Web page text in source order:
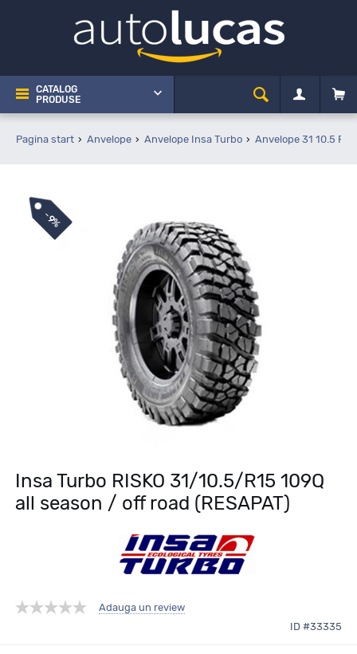
CATALOG
PRODUSE
Pagina start Anvelope Anvelope Insa Turbo Anvelope 31 10.5 R15
-
9%
Insa Turbo RISKO 31/10.5/R15 109Q
all season / off road (RESAPAT)
Adauga un review
ID #33335